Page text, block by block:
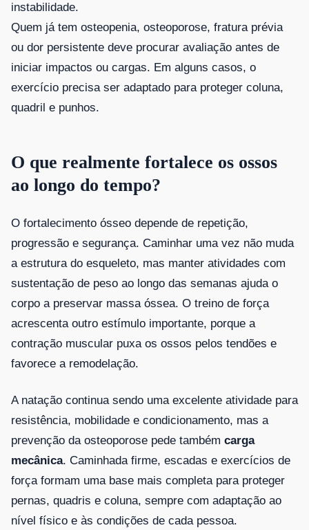
instabilidade.
Quem já tem osteopenia, osteoporose, fratura prévia
ou dor persistente deve procurar avaliação antes de
iniciar impactos ou cargas. Em alguns casos, o
exercício precisa ser adaptado para proteger coluna,
quadril e punhos.
O que realmente fortalece os ossos
ao longo do tempo?
O fortalecimento ósseo depende de repetição,
progressão e segurança. Caminhar uma vez não muda
a estrutura do esqueleto, mas manter atividades com
sustentação de peso ao longo das semanas ajuda o
corpo a preservar massa óssea. O treino de força
acrescenta outro estímulo importante, porque a
contração muscular puxa os ossos pelos tendões e
favorece a remodelação.
A natação continua sendo uma excelente atividade para
resistência, mobilidade e condicionamento, mas a
prevenção da osteoporose pede também carga
mecânica. Caminhada firme, escadas e exercícios de
força formam uma base mais completa para proteger
pernas, quadris e coluna, sempre com adaptação ao
nível físico e às condições de cada pessoa.